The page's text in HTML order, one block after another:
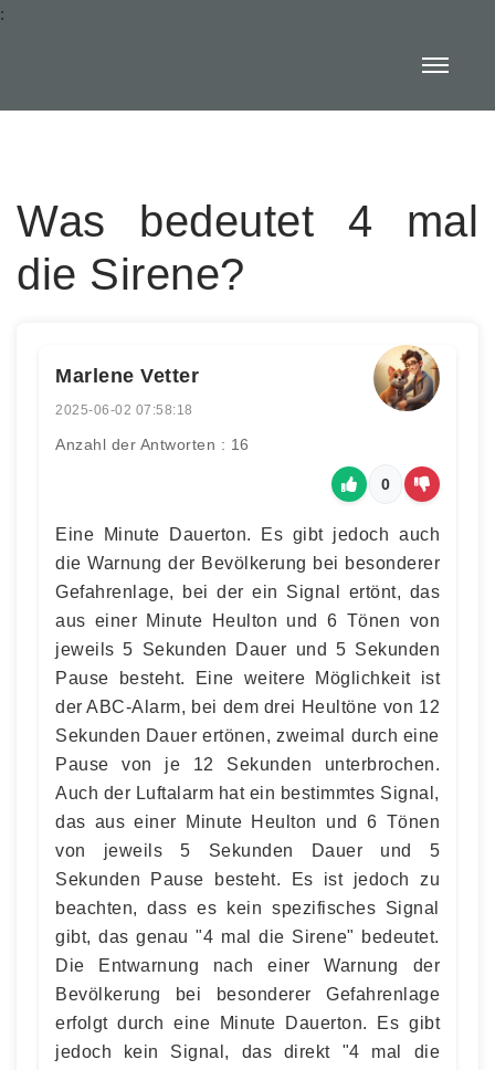
:
Was bedeutet 4 mal
die Sirene?
Marlene Vetter
2025-06-02 07:58:18
Anzahl der Antworten : 16
0
Eine Minute Dauerton. Es gibt jedoch auch
die Warnung der Bevölkerung bei besonderer
Gefahrenlage, bei der ein Signal ertönt, das
aus einer Minute Heulton und 6 Tönen von
jeweils 5 Sekunden Dauer und 5 Sekunden
Pause besteht. Eine weitere Möglichkeit ist
der ABC-Alarm, bei dem drei Heultöne von 12
Sekunden Dauer ertönen, zweimal durch eine
Pause von je 12 Sekunden unterbrochen.
Auch der Luftalarm hat ein bestimmtes Signal,
das aus einer Minute Heulton und 6 Tönen
von jeweils 5 Sekunden Dauer und 5
Sekunden Pause besteht. Es ist jedoch zu
beachten, dass es kein spezifisches Signal
gibt, das genau "4 mal die Sirene" bedeutet.
Die Entwarnung nach einer Warnung der
Bevölkerung bei besonderer Gefahrenlage
erfolgt durch eine Minute Dauerton. Es gibt
jedoch kein Signal, das direkt "4 mal die